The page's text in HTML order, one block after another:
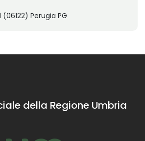
(06122) Perugia PG
della Regione Umbria